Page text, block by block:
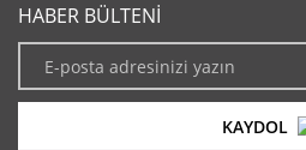
HABER BÜLTENİ
KAYDOL